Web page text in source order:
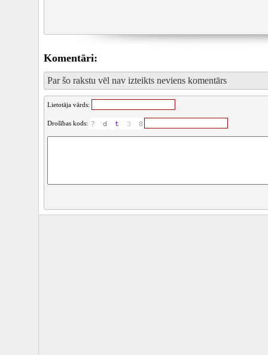
Komentāri:
Par šo rakstu vēl nav izteikts neviens komentārs
Lietotāja vārds:
Drošības kods: